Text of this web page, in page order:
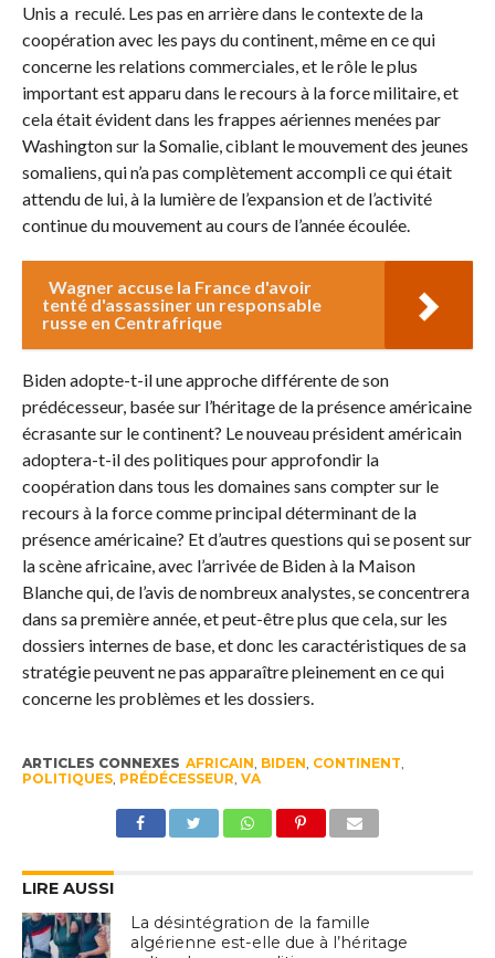
Unis a reculé. Les pas en arrière dans le contexte de la
coopération avec les pays du continent, même en ce qui
concerne les relations commerciales, et le rôle le plus
important est apparu dans le recours à la force militaire, et
cela était évident dans les frappes aériennes menées par
Washington sur la Somalie, ciblant le mouvement des jeunes
somaliens, qui n’a pas complètement accompli ce qui était
attendu de lui, à la lumière de l’expansion et de l’activité
continue du mouvement au cours de l’année écoulée.
Wagner accuse la France d'avoir
tenté d'assassiner un responsable
russe en Centrafrique
Biden adopte-t-il une approche différente de son
prédécesseur, basée sur l’héritage de la présence américaine
écrasante sur le continent? Le nouveau président américain
adoptera-t-il des politiques pour approfondir la
coopération dans tous les domaines sans compter sur le
recours à la force comme principal déterminant de la
présence américaine? Et d’autres questions qui se posent sur
la scène africaine, avec l’arrivée de Biden à la Maison
Blanche qui, de l’avis de nombreux analystes, se concentrera
dans sa première année, et peut-être plus que cela, sur les
dossiers internes de base, et donc les caractéristiques de sa
stratégie peuvent ne pas apparaître pleinement en ce qui
concerne les problèmes et les dossiers.
ARTICLES CONNEXES AFRICAIN BIDEN CONTINENT
POLITIQUES, PRÉDÉCESSEUR VA
LIRE AUSSI
La désintégration de la famille
algérienne est-elle due à l’héritage